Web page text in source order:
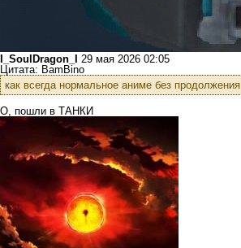
I_SoulDragon_I
29 мая 2026 02:05
Цитата: BamBino
как всегда нормальное аниме без продолжения
О, пошли в ТАНКИ